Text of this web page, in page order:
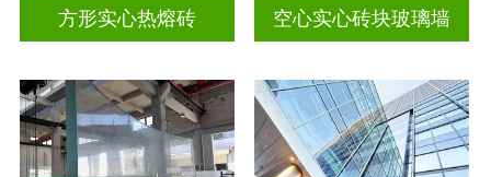
方形实心热熔砖 空心实心砖块玻璃墙